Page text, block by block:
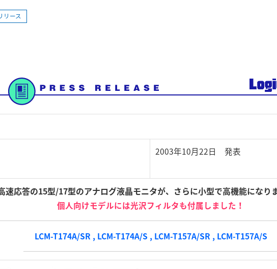
リース
2003年10月22日 発表
速応答の15型/17型のアナログ液晶モニタが、さらに小型で高機能になり
個人向けモデルには光沢フィルタも付属しました！
LCM-T174A/SR , LCM-T174A/S , LCM-T157A/SR , LCM-T157A/S